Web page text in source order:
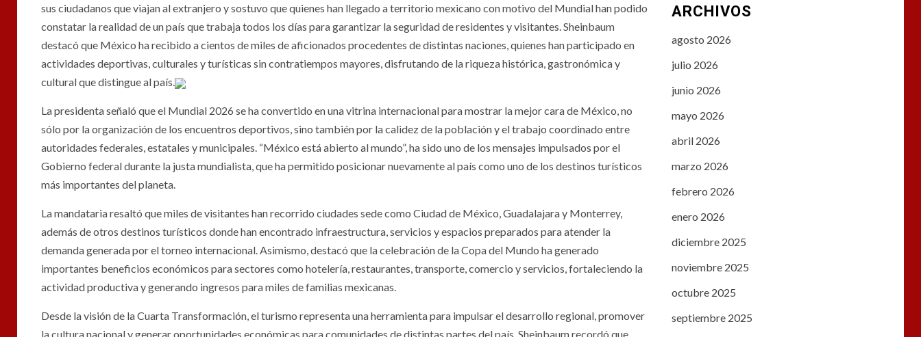
sus ciudadanos que viajan al extranjero y sostuvo que quienes han llegado a territorio mexicano con motivo del Mundial han podido
constatar la realidad de un país que trabaja todos los días para garantizar la seguridad de residentes y visitantes. Sheinbaum
destacó que México ha recibido a cientos de miles de aficionados procedentes de distintas naciones, quienes han participado en
actividades deportivas, culturales y turísticas sin contratiempos mayores, disfrutando de la riqueza histórica, gastronómica y
cultural que distingue al país.
La presidenta señaló que el Mundial 2026 se ha convertido en una vitrina internacional para mostrar la mejor cara de México, no
sólo por la organización de los encuentros deportivos, sino también por la calidez de la población y el trabajo coordinado entre
autoridades federales, estatales y municipales. “México está abierto al mundo”, ha sido uno de los mensajes impulsados por el
Gobierno federal durante la justa mundialista, que ha permitido posicionar nuevamente al país como uno de los destinos turísticos
más importantes del planeta.
La mandataria resaltó que miles de visitantes han recorrido ciudades sede como Ciudad de México, Guadalajara y Monterrey,
además de otros destinos turísticos donde han encontrado infraestructura, servicios y espacios preparados para atender la
demanda generada por el torneo internacional. Asimismo, destacó que la celebración de la Copa del Mundo ha generado
importantes beneficios económicos para sectores como hotelería, restaurantes, transporte, comercio y servicios, fortaleciendo la
actividad productiva y generando ingresos para miles de familias mexicanas.
Desde la visión de la Cuarta Transformación, el turismo representa una herramienta para impulsar el desarrollo regional, promover
la cultura nacional y generar oportunidades económicas para comunidades de distintas partes del país. Sheinbaum recordó que
ARCHIVOS
agosto 2026
julio 2026
junio 2026
mayo 2026
abril 2026
marzo 2026
febrero 2026
enero 2026
diciembre 2025
noviembre 2025
octubre 2025
septiembre 2025